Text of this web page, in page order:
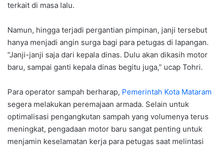
terkait di masa lalu.
Namun, hingga terjadi pergantian pimpinan, janji tersebut
hanya menjadi angin surga bagi para petugas di lapangan.
“Janji-janji saja dari kepala dinas. Dulu akan dikasih motor
baru, sampai ganti kepala dinas begitu juga,” ucap Tohri.
Para operator sampah berharap, Pemerintah Kota Mataram
segera melakukan peremajaan armada. Selain untuk
optimalisasi pengangkutan sampah yang volumenya terus
meningkat, pengadaan motor baru sangat penting untuk
menjamin keselamatan kerja para petugas saat melintasi